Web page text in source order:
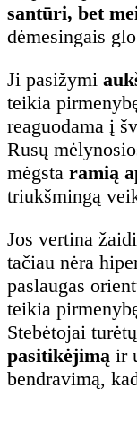
santūri, bet
dėmesingais
Ji pasižymi
teikia
reaguodama į
Rusų
mėgsta ramią
triukšmingą
Jos vertina
tačiau nėra
paslaugas
teikia
Stebėtojai
pasitikėjimą ir
bendravimą,